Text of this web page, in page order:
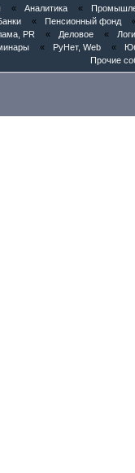
« Аналитика «
« Пенсионный фонд
PR « Деловое «
« РуНет, Web «
Прочие